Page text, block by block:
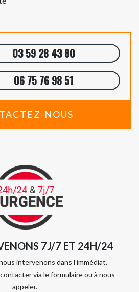
03 59 28 43 80
06 75 76 98 51
NOUS
7J/7 ET 24H/24
intervenons dans l’immédiat,
via le formulaire ou à nous
appeler.